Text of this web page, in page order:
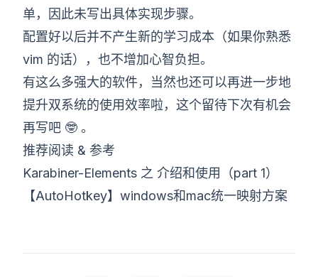
单，因此未写出具体实现步骤。
配置好以后并不产生新的学习成本（如果你熟悉
vim 的话），也不增加心智负担。
有这么多强大的软件，当然也还可以再进一步地
提升双系统的使用效率啦，这个留待下次有机会
再写吧 🤓 。
推荐阅读 & 参考
Karabiner-Elements 之 介绍和使用（part 1）
【AutoHotkey】windows和mac统一映射方案